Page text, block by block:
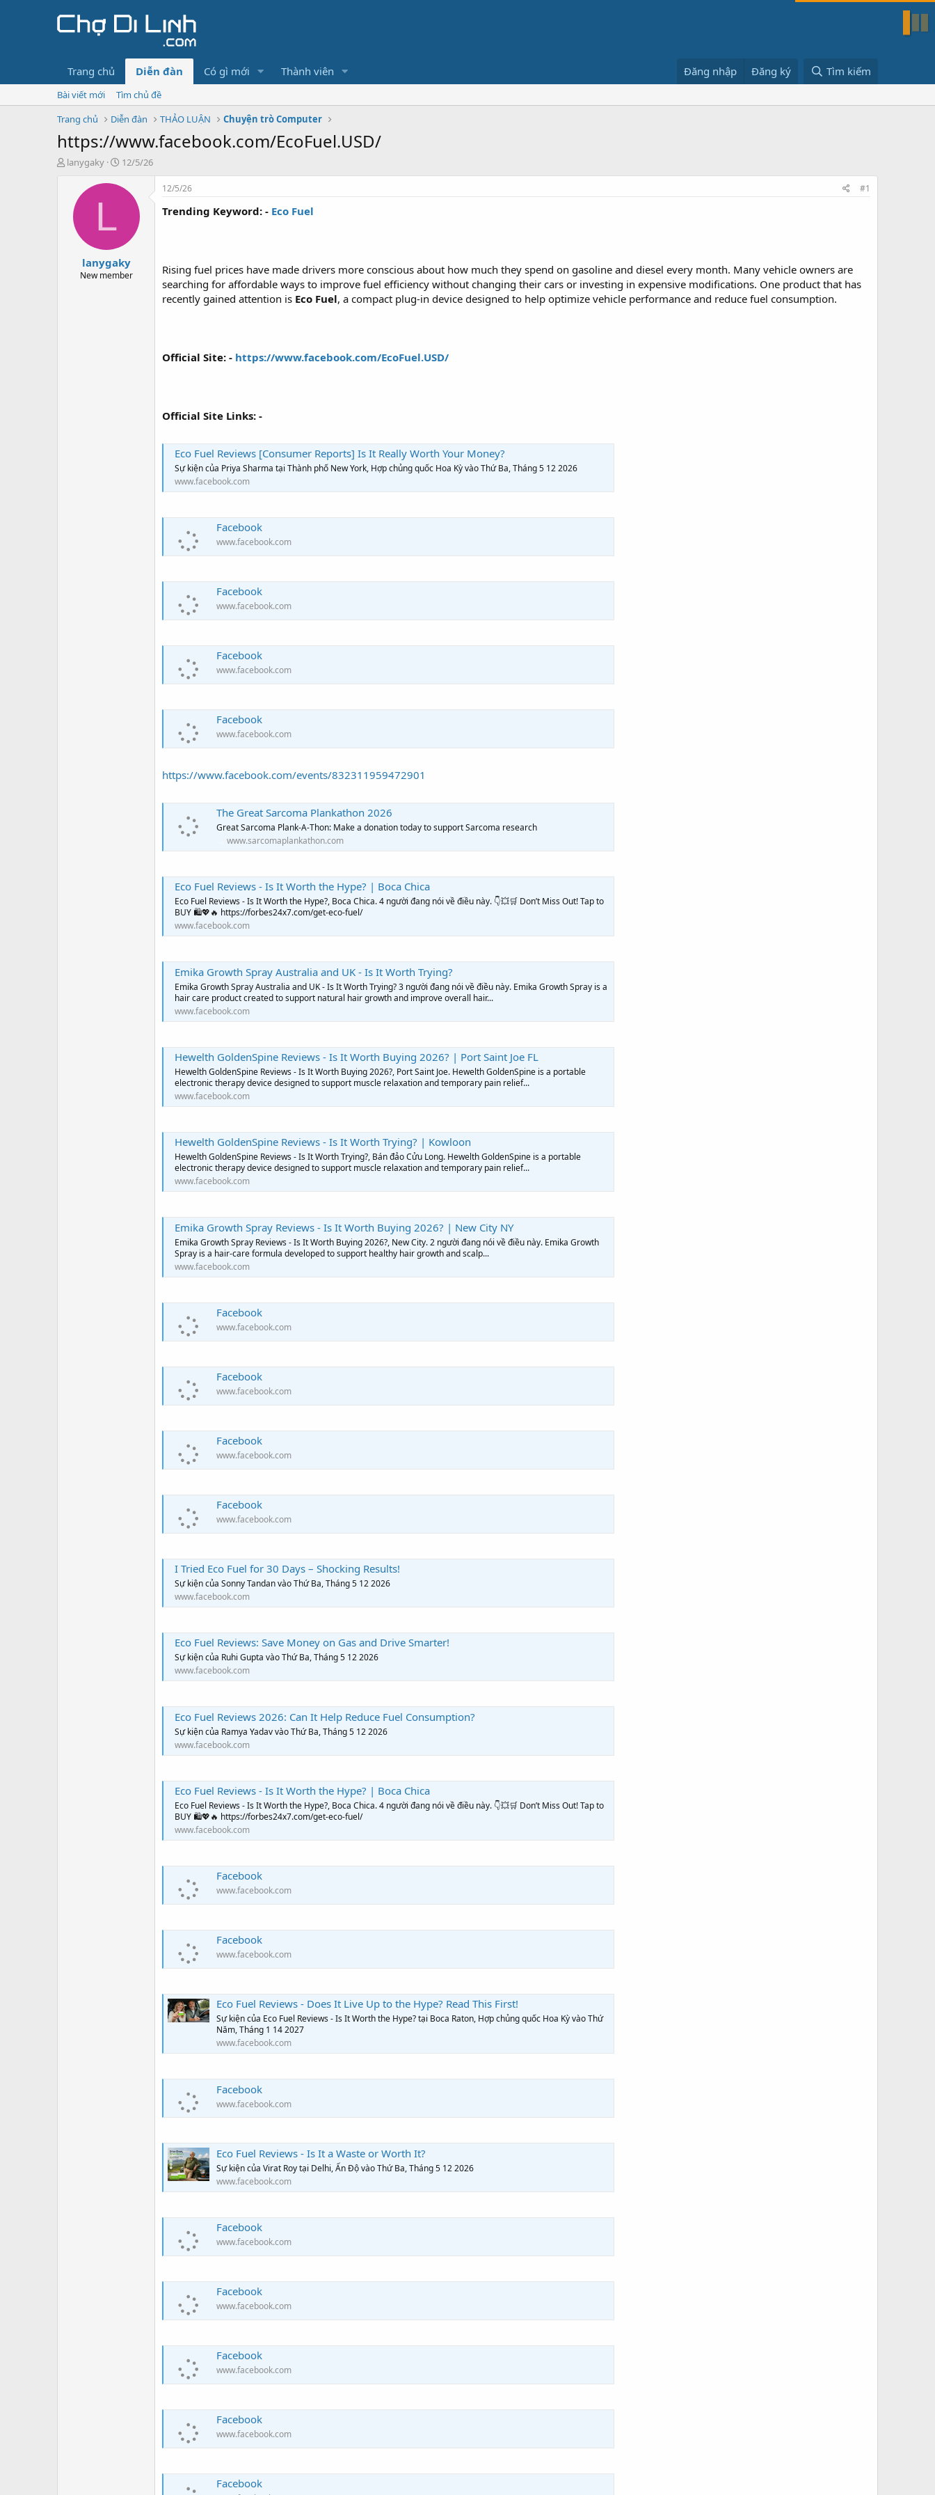
Trang chủ Diễn đàn Có gì mới Thành viên Đăng nhập Đăng ký Tìm kiếm
Bài viết mới
Tìm chủ đề
Trang chủ
Diễn đàn THẢO LUẬN Chuyện trò Computer
https://www.facebook.com/EcoFuel.USD/
T
lanygaky
N
à
12/5/26
L
lanygaky
New member
12/5/26 #1
Trending Keyword: - Eco Fuel
Rising fuel prices have made drivers more conscious about how much they spend on gasoline and diesel every month. Many vehicle owners are
searching for affordable ways to improve fuel efficiency without changing their cars or investing in expensive modifications. One product that has
recently gained attention is Eco Fuel, a compact plug-in device designed to help optimize vehicle performance and reduce fuel consumption.
Official Site: - https://www.facebook.com/EcoFuel.USD/
Official Site Links: -
Eco Fuel Reviews [Consumer Reports] Is It Really Worth Your Money?
Sự kiện của Priya Sharma tại Thành phố New York, Hợp chủng quốc Hoa Kỳ vào Thứ Ba, Tháng 5 12 2026
www.facebook.com
Facebook
www.facebook.com
Facebook
www.facebook.com
Facebook
www.facebook.com
Facebook
www.facebook.com
https://www.facebook.com/events/832311959472901
The Great Sarcoma Plankathon 2026
Great Sarcoma Plank-A-Thon: Make a donation today to support Sarcoma research
www.sarcomaplankathon.com
Eco Fuel Reviews - Is It Worth the Hype? | Boca Chica
Eco Fuel Reviews - Is It Worth the Hype?, Boca Chica. 4 người đang nói về điều này. 👇💥🛒 Don’t Miss Out! Tap to
BUY 🛍️💖🔥 https://forbes24x7.com/get-eco-fuel/
www.facebook.com
Emika Growth Spray Australia and UK - Is It Worth Trying?
Emika Growth Spray Australia and UK - Is It Worth Trying? 3 người đang nói về điều này. Emika Growth Spray is a
hair care product created to support natural hair growth and improve overall hair...
www.facebook.com
Hewelth GoldenSpine Reviews - Is It Worth Buying 2026? | Port Saint Joe FL
Hewelth GoldenSpine Reviews - Is It Worth Buying 2026?, Port Saint Joe. Hewelth GoldenSpine is a portable
electronic therapy device designed to support muscle relaxation and temporary pain relief...
www.facebook.com
Hewelth GoldenSpine Reviews - Is It Worth Trying? | Kowloon
Hewelth GoldenSpine Reviews - Is It Worth Trying?, Bán đảo Cửu Long. Hewelth GoldenSpine is a portable
electronic therapy device designed to support muscle relaxation and temporary pain relief...
www.facebook.com
Emika Growth Spray Reviews - Is It Worth Buying 2026? | New City NY
Emika Growth Spray Reviews - Is It Worth Buying 2026?, New City. 2 người đang nói về điều này. Emika Growth
Spray is a hair-care formula developed to support healthy hair growth and scalp...
www.facebook.com
Facebook
www.facebook.com
Facebook
www.facebook.com
Facebook
www.facebook.com
Facebook
www.facebook.com
I Tried Eco Fuel for 30 Days – Shocking Results!
Sự kiện của Sonny Tandan vào Thứ Ba, Tháng 5 12 2026
www.facebook.com
Eco Fuel Reviews: Save Money on Gas and Drive Smarter!
Sự kiện của Ruhi Gupta vào Thứ Ba, Tháng 5 12 2026
www.facebook.com
Eco Fuel Reviews 2026: Can It Help Reduce Fuel Consumption?
Sự kiện của Ramya Yadav vào Thứ Ba, Tháng 5 12 2026
www.facebook.com
Eco Fuel Reviews - Is It Worth the Hype? | Boca Chica
Eco Fuel Reviews - Is It Worth the Hype?, Boca Chica. 4 người đang nói về điều này. 👇💥🛒 Don’t Miss Out! Tap to
BUY 🛍️💖🔥 https://forbes24x7.com/get-eco-fuel/
www.facebook.com
Facebook
www.facebook.com
Facebook
www.facebook.com
Eco Fuel Reviews - Does It Live Up to the Hype? Read This First!
Sự kiện của Eco Fuel Reviews - Is It Worth the Hype? tại Boca Raton, Hợp chủng quốc Hoa Kỳ vào Thứ
Năm, Tháng 1 14 2027
www.facebook.com
Facebook
www.facebook.com
Eco Fuel Reviews - Is It a Waste or Worth It?
Sự kiện của Virat Roy tại Delhi, Ấn Độ vào Thứ Ba, Tháng 5 12 2026
www.facebook.com
Facebook
www.facebook.com
Facebook
www.facebook.com
Facebook
www.facebook.com
Facebook
www.facebook.com
Facebook